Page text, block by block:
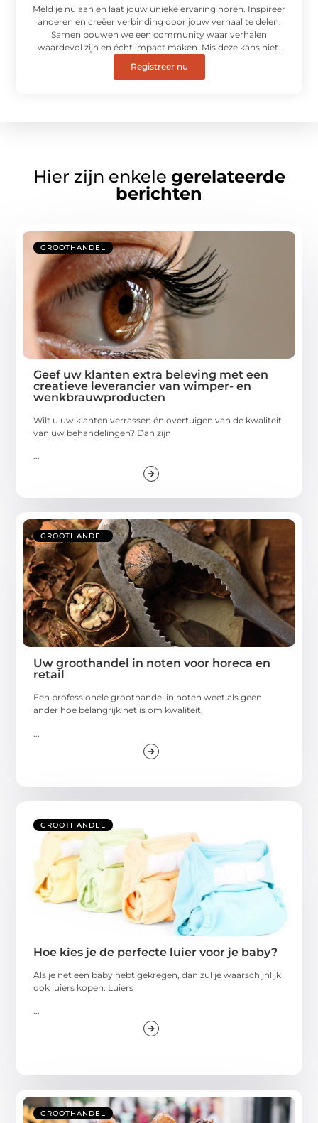
Meld je nu aan en laat jouw unieke ervaring horen. Inspireer
anderen en creëer verbinding door jouw verhaal te delen.
Samen bouwen we een community waar verhalen
waardevol zijn en écht impact maken. Mis deze kans niet.
Registreer nu
Hier zijn enkele gerelateerde
berichten
GROOTHANDEL
Geef uw klanten extra beleving met een
creatieve leverancier van wimper- en
wenkbrauwproducten
Wilt u uw klanten verrassen én overtuigen van de kwaliteit
van uw behandelingen? Dan zijn
...
GROOTHANDEL
Uw groothandel in noten voor horeca en
retail
Een professionele groothandel in noten weet als geen
ander hoe belangrijk het is om kwaliteit,
GROOTHANDEL
Hoe kies je de perfecte luier voor je baby?
Als je net een baby hebt gekregen, dan zul je waarschijnlijk
ook luiers kopen. Luiers
...
GROOTHANDEL